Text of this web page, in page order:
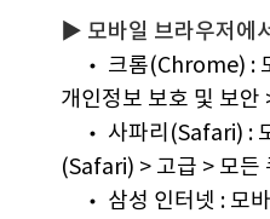
▶ 모바일 브라우저에
• 크롬(Chrome) :
개인정보 보호 및 보안
• 사파리(Safari) :
(Safari) > 고급 > 모든
• 삼성 인터넷 : 모